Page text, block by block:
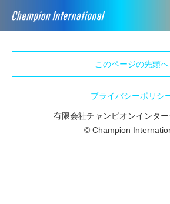
このページの先頭へ
プライバシーポリシ
有限会社チャンピオンインタ
© Champion